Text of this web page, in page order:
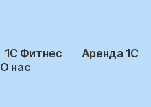
1С Фитнес
Аренда 1С
О нас